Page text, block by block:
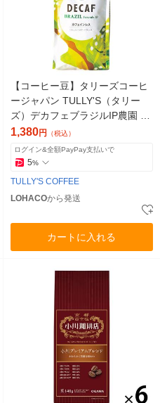
【コーヒー豆】タリーズコーヒ
ージャパン TULLY'S（タリー
ズ）デカフェブラジルIP農園 1
袋（200g）
1,380円 （税込）
ログイン&全額PayPay支払いで
5%
TULLY'S COFFEE
LOHACOから発送
カートに入れる